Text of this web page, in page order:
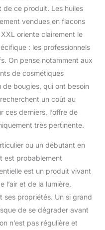
gouttes dans 30
ml d'huile
végétale. 3-5%
pour les soins
intensifs, 15-30
gouttes dans 30
végétale. 1 ml est
composé
d'environ 16
gouttes.
supplémentaire -
Les huiles
largement
utilisées dans les
cosmétiques, les
parfums, les
produits de
nettoyage, les
parfums
de ce produit. Les huiles
vendues en flacons
oriente clairement le
: les professionnels
On pense notamment aux
de cosmétiques
de bougies, qui ont besoin
un coût au
ces derniers, l’offre de
très pertinente.
ou un débutant en
est probablement
est un produit vivant
l’air et de la lumière,
ses propriétés. Un si grand
de se dégrader avant
n’est pas régulière et